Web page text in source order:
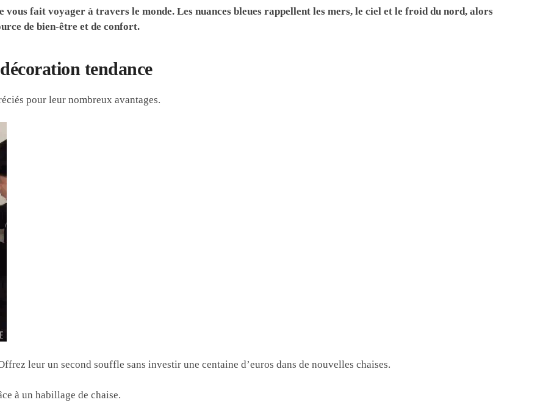
vous fait voyager à travers le monde. Les nuances bleues rappellent les mers, le ciel et le froid du nord, alors
de bien-être et de confort.
tendance
pour leur nombreux avantages.
leur un second souffle sans investir une centaine d’euros dans de nouvelles chaises.
à un habillage de chaise.